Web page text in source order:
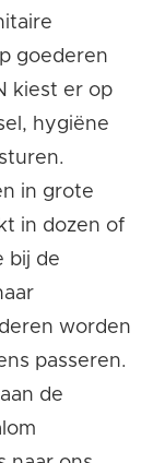
goederen
kiest er op
hygiëne
in grote
in dozen of
bij de
worden
passeren.
de